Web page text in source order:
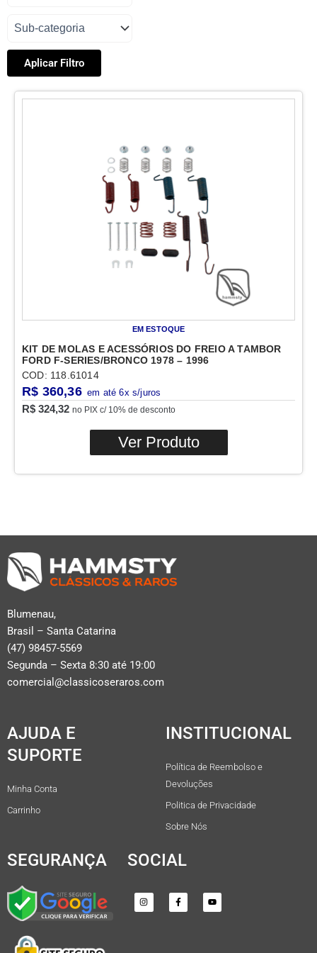
Aplicar Filtro
EM ESTOQUE
KIT DE MOLAS E ACESSÓRIOS DO FREIO A TAMBOR
FORD F-SERIES/BRONCO 1978 – 1996
COD: 118.61014
R$ 360,36
R$ 324,32 no PIX c/ 10% de desconto
Ver Produto
Blumenau,
Brasil – Santa Catarina
(47) 98457-5569
Segunda – Sexta 8:30 até 19:00
comercial@classicoseraros.com
AJUDA E
SUPORTE
Minha Conta
Carrinho
INSTITUCIONAL
Política de Reembolso e
Devoluções
Politica de Privacidade
Sobre Nós
SEGURANÇA SOCIAL
I
n
s
F
a
c
o
u